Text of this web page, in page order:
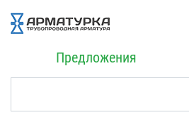
Предложения